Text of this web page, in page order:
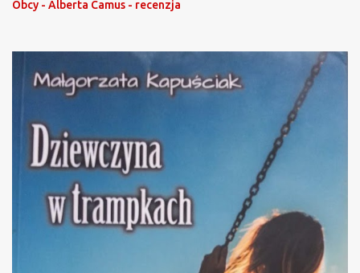
Obcy - Alberta Camus - recenzja